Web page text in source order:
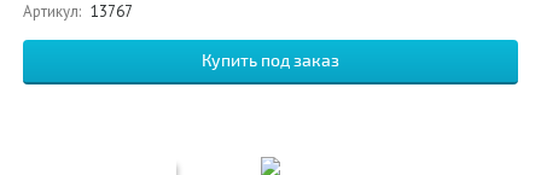
Артикул: 13767